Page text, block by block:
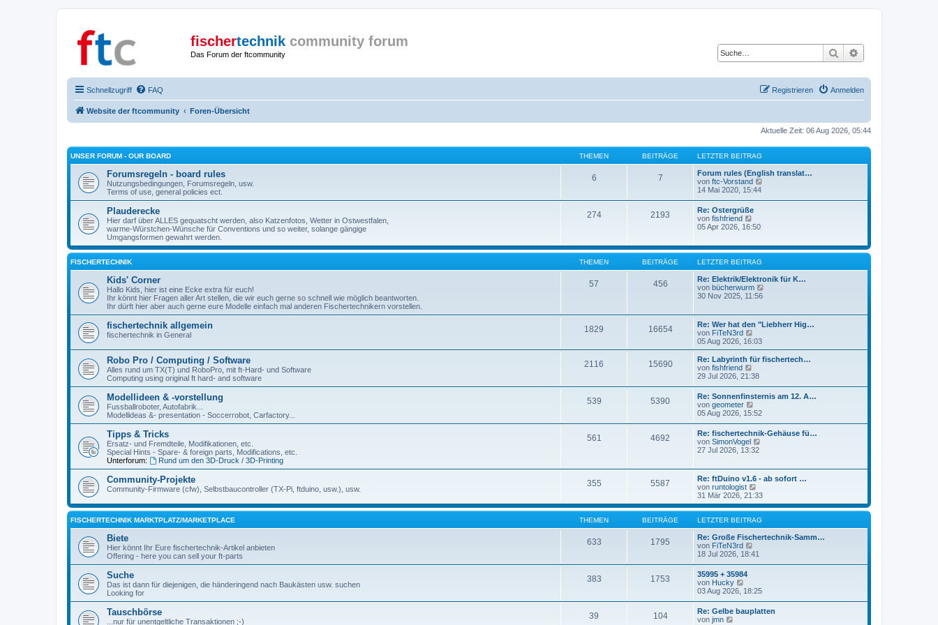
fischertechnik community forum
Das Forum der ftcommunity Suche
Schnellzugriff FAQ Anmelden
Registrieren
Website der ftcommunity Foren-Übersicht
Aktuelle Zeit: 06 Aug 2026, 05:44
UNSER FORUM - OUR BOARD THEMEN BEITRÄGE LETZTER BEITRAG
Forumsregeln - board rules
Nutzungsbedingungen, Forumsregeln, usw.
Terms of use, general policies ect.
6 7
Forum rules (English translat…
von ftc-Vorstand
B
e
t
r
a
14 Mai 2020, 15:44
Plauderecke
Hier darf über ALLES gequatscht werden, also Katzenfotos, Wetter in Ostwestfalen,
warme-Würstchen-Wünsche für Conventions und so weiter, solange gängige
Umgangsformen gewahrt werden.
274 2193
Re: Ostergrüße
von fishfriend
e
s
t
r
B
e
i
r
a
05 Apr 2026, 16:50
FISCHERTECHNIK THEMEN BEITRÄGE LETZTER BEITRAG
Kids' Corner
Hallo Kids, hier ist eine Ecke extra für euch!
Ihr könnt hier Fragen aller Art stellen, die wir euch gerne so schnell wie möglich beantworten.
Ihr dürft hier aber auch gerne eure Modelle einfach mal anderen Fischertechnikern vorstellen.
57 456
Re: Elektrik/Elektronik für K…
von bücherwurm
s
t
B
e
r
a
30 Nov 2025, 11:56
fischertechnik allgemein
fischertechnik in General
1829 16654
Re: Wer hat den "Liebherr Hig…
von FiTeN3rd
e
u
e
t
r
B
i
t
r
a
g
05 Aug 2026, 16:03
Robo Pro / Computing / Software
Alles rund um TX(T) und RoboPro, mit ft-Hard- und Software
Computing using original ft hard- and software
2116 15690
Re: Labyrinth für fischertech…
von fishfriend
e
s
t
e
r
B
e
i
r
a
g
29 Jul 2026, 21:38
Modellideen & -vorstellung
Fussballroboter, Autofabrik...
Modellideas &- presentation - Soccerrobot, Carfactory...
539 5390
Re: Sonnenfinsternis am 12. A…
von geometer
e
e
s
t
e
B
e
i
t
r
a
g
05 Aug 2026, 15:52
Tipps & Tricks
Ersatz- und Fremdteile, Modifikationen, etc.
Special Hints - Spare- & foreign parts, Modifications, etc.
Unterforum:
Rund um den 3D-Druck / 3D-Printing
561 4692
Re: fischertechnik-Gehäuse fü…
von SimonVogel
e
r
B
i
r
27 Jul 2026, 13:32
Community-Projekte
Community-Firmware (cfw), Selbstbaucontroller (TX-Pi, ftduino, usw.), usw.
355 5587
Re: ftDuino v1.6 - ab sofort …
von runtologist
e
u
e
s
t
e
B
r
a
g
31 Mär 2026, 21:33
FISCHERTECHNIK MARKTPLATZ/MARKETPLACE THEMEN BEITRÄGE LETZTER BEITRAG
Biete
Hier könnt Ihr Eure fischertechnik-Artikel anbieten
Offering - here you can sell your ft-parts
633 1795
Re: Große Fischertechnik-Samm…
von FiTeN3rd
e
t
e
r
B
18 Jul 2026, 18:41
Suche
Das ist dann für diejenigen, die händeringend nach Baukästen usw. suchen
Looking for
383 1753
35995 + 35984
von Hucky
e
s
03 Aug 2026, 18:25
Tauschbörse
...nur für unentgeltliche Transaktionen ;-)
39 104
Re: Gelbe bauplatten
von jmn